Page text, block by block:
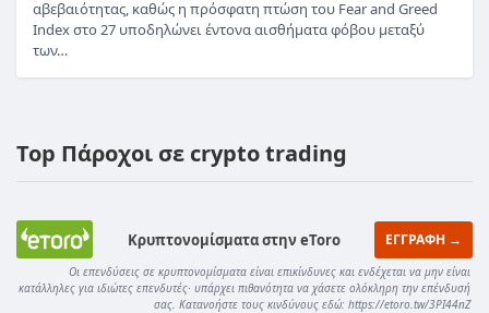
αβεβαιότητας, καθώς η πρόσφατη πτώση του Fear and Greed
Index στο 27 υποδηλώνει έντονα αισθήματα φόβου μεταξύ
των…
Top Πάροχοι σε crypto trading
Κρυπτονομίσματα στην eToro ΕΓΓΡΑΦΗ →
Οι επενδύσεις σε κρυπτονομίσματα είναι επικίνδυνες και ενδέχεται να μην είναι
κατάλληλες για ιδιώτες επενδυτές· υπάρχει πιθανότητα να χάσετε ολόκληρη την επένδυσή
σας. Κατανοήστε τους κινδύνους εδώ: https://etoro.tw/3PI44nZ